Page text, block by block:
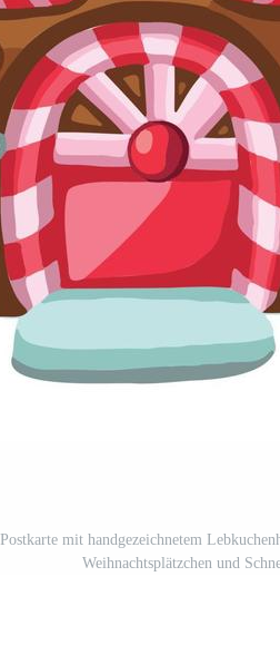
Postkarte mit handgezeichnetem
Weihnachtsplätzchen und